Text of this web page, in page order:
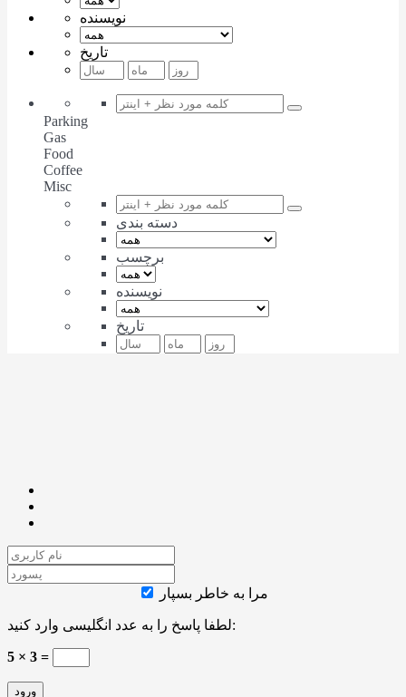
نویسنده
تاریخ
Parking
Gas
Food
Coffee
Misc
دسته بندی
برچسب
نویسنده
تاریخ
مرا به خاطر بسپار
لطفا پاسخ را به عدد انگلیسی وارد کنید:
5 × 3 =